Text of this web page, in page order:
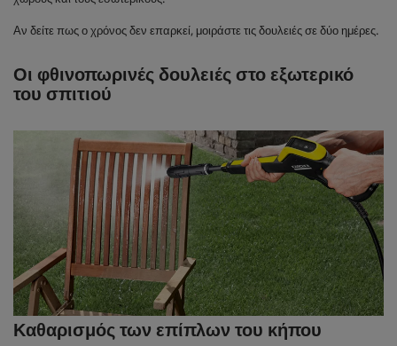
Αν δείτε πως ο χρόνος δεν επαρκεί, μοιράστε τις δουλειές σε δύο ημέρες.
Οι φθινοπωρινές δουλειές στο εξωτερικό
του σπιτιού
Καθαρισμός των επίπλων του κήπου